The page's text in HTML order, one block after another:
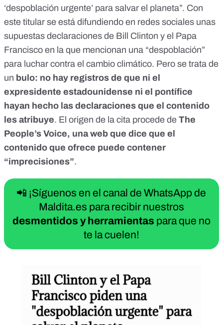
‘despoblación urgente’ para salvar el planeta”. Con
este titular se está difundiendo en redes sociales unas
supuestas declaraciones de Bill Clinton y el Papa
Francisco en la que mencionan una “despoblación”
para luchar contra el cambio climático. Pero se trata de
un bulo: no hay registros de que ni el
expresidente estadounidense ni el pontífice
hayan hecho las declaraciones que el contenido
les atribuye. El origen de la cita procede de The
People’s Voice, una web que dice que el
contenido que ofrece puede contener
“imprecisiones”.
📲 ¡Síguenos en el canal de WhatsApp de
Maldita.es para recibir nuestros
desmentidos y herramientas para que no
te la cuelen!